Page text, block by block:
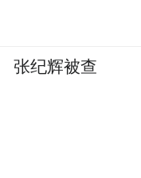
张纪辉被查